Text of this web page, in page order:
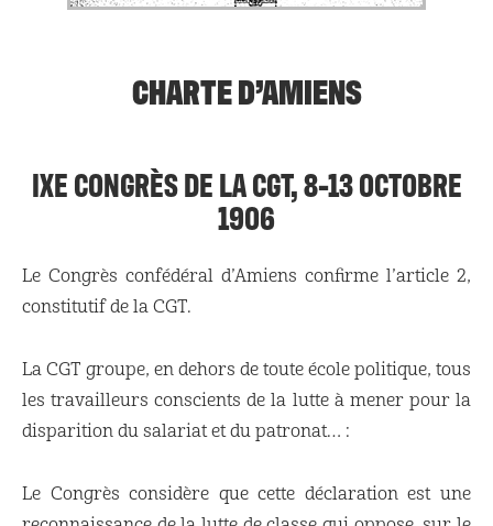
CHARTE D’AMIENS
IXE CONGRÈS DE LA CGT, 8-13 OCTOBRE
1906
Le Congrès confédéral d’Amiens confirme l’article 2,
constitutif de la CGT.
La CGT groupe, en dehors de toute école politique, tous
les travailleurs conscients de la lutte à mener pour la
disparition du salariat et du patronat… :
Le Congrès considère que cette déclaration est une